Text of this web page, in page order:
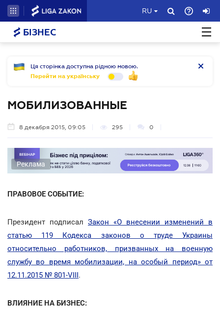
RU
БІЗНЕС
Ця сторінка доступна рідною мовою.
Перейти на українську
МОБИЛИЗОВАННЫЕ
8 декабря 2015, 09:05 295 0
Реклама
ПРАВОВОЕ СОБЫТИЕ:
Президент подписал Закон «О внесении изменений в
статью 119 Кодекса законов о труде Украины
относительно работников, призванных на военную
службу во время мобилизации, на особый период» от
12.11.2015 № 801-VIII.
ВЛИЯНИЕ НА БИЗНЕС: